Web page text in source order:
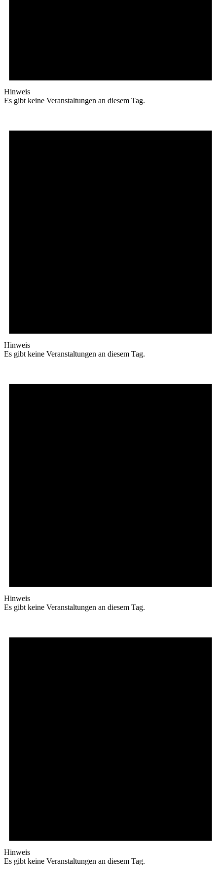
Hinweis
Es gibt keine Veranstaltungen an diesem Tag.
Hinweis
Es gibt keine Veranstaltungen an diesem Tag.
Hinweis
Es gibt keine Veranstaltungen an diesem Tag.
Hinweis
Es gibt keine Veranstaltungen an diesem Tag.